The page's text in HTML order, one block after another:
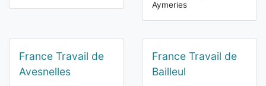
Aymeries
France Travail de
Avesnelles
France Travail de
Bailleul